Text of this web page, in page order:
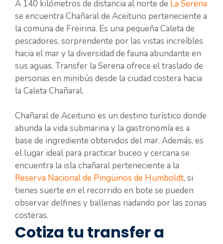
A 140 kilómetros de distancia al norte de La Serena
se encuentra Chañaral de Aceituno perteneciente a
la comuna de Freirina. Es una pequeña Caleta de
pescadores, sorprendente por las vistas increíbles
hacia el mar y la diversidad de fauna abundante en
sus aguas. Transfer la Serena ofrece el traslado de
personas en minibús desde la ciudad costera hacia
la Caleta Chañaral.
Chañaral de Aceituno es un destino turístico donde
abunda la vida submarina y la gastronomía es a
base de ingrediente obtenidos del mar. Además, es
el lugar ideal para practicar buceo y cercana se
encuentra la isla chañaral perteneciente a la
Reserva Nacional de Pingüinos de Humboldt, si
tienes suerte en el recorrido en bote se pueden
observar delfines y ballenas nadando por las zonas
costeras.
Cotiza tu transfer a